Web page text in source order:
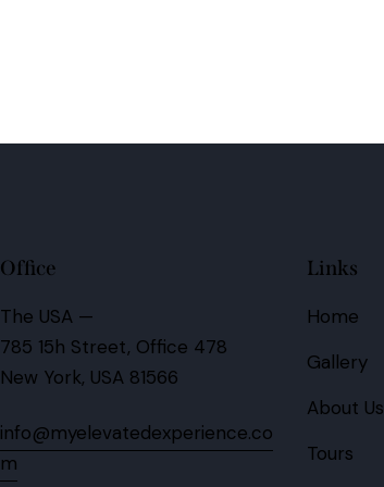
Office
The USA —
785 15h Street, Office 478
New York, USA 81566
info@myelevatedexperience.co
m
Links
Home
Gallery
About Us
Tours